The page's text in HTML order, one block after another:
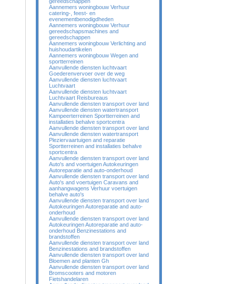
Aannemers woningbouw Verhuur
catering-, feest- en
evenementbenodigdheden
Aannemers woningbouw Verhuur
gereedschapsmachines and
gereedschappen
Aannemers woningbouw Verlichting and
huishoudartikelen
Aannemers woningbouw Wegen and
sportterreinen
Aanvullende diensten luchtvaart
Goederenvervoer over de weg
Aanvullende diensten luchtvaart
Luchtvaart
Aanvullende diensten luchtvaart
Luchtvaart Reisbureaus
Aanvullende diensten transport over land
Aanvullende diensten watertransport
Kampeerterreinen Sportterreinen and
installaties behalve sportcentra
Aanvullende diensten transport over land
Aanvullende diensten watertransport
Pleziervaartuigen and reparatie
Sportterreinen and installaties behalve
sportcentra
Aanvullende diensten transport over land
Auto's and voertuigen Autokeuringen
Autoreparatie and auto-onderhoud
Aanvullende diensten transport over land
Auto's and voertuigen Caravans and
aanhangwagens Verhuur voertuigen
behalve auto's
Aanvullende diensten transport over land
Autokeuringen Autoreparatie and auto-
onderhoud
Aanvullende diensten transport over land
Autokeuringen Autoreparatie and auto-
onderhoud Benzinestations and
brandstoffen
Aanvullende diensten transport over land
Benzinestations and brandstoffen
Aanvullende diensten transport over land
Bloemen and planten Gh
Aanvullende diensten transport over land
Bromscooters and motoren
Fietshandelaren